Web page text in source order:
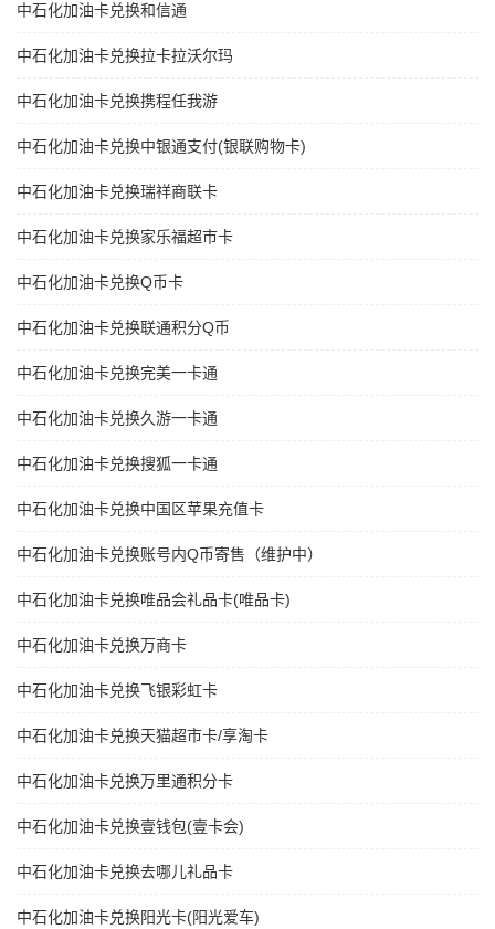
中石化加油卡兑换和信通
中石化加油卡兑换拉卡拉沃尔玛
中石化加油卡兑换携程任我游
中石化加油卡兑换中银通支付(银联购物卡)
中石化加油卡兑换瑞祥商联卡
中石化加油卡兑换家乐福超市卡
中石化加油卡兑换Q币卡
中石化加油卡兑换联通积分Q币
中石化加油卡兑换完美一卡通
中石化加油卡兑换久游一卡通
中石化加油卡兑换搜狐一卡通
中石化加油卡兑换中国区苹果充值卡
中石化加油卡兑换账号内Q币寄售（维护中）
中石化加油卡兑换唯品会礼品卡(唯品卡)
中石化加油卡兑换万商卡
中石化加油卡兑换飞银彩虹卡
中石化加油卡兑换天猫超市卡/享淘卡
中石化加油卡兑换万里通积分卡
中石化加油卡兑换壹钱包(壹卡会)
中石化加油卡兑换去哪儿礼品卡
中石化加油卡兑换阳光卡(阳光爱车)